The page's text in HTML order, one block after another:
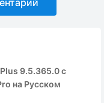
9.5.365.0 с
на Русском